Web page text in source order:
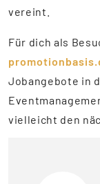
vereint.
Für dich als
Jobangebote in
vielleicht den